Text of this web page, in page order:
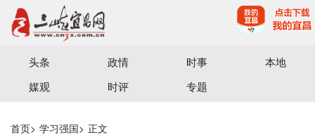
宜昌三峡融媒体中心主办
头条 政情 时事
本地
媒观
时评 专题
首页> 学习强国> 正文